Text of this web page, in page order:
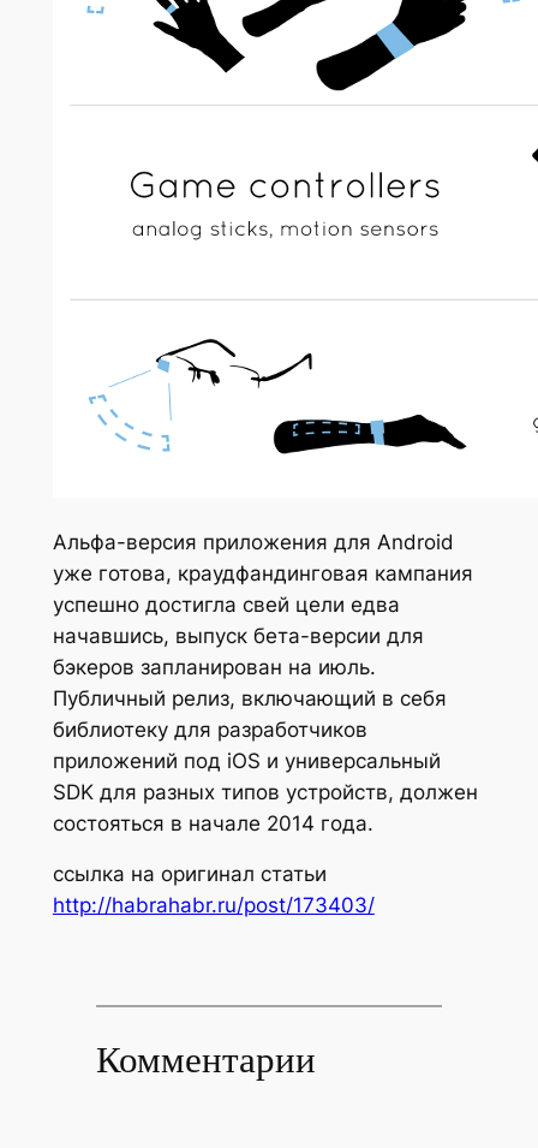
Альфа-версия приложения для Android
уже готова, краудфандинговая кампания
успешно достигла свей цели едва
начавшись, выпуск бета-версии для
бэкеров запланирован на июль.
Публичный релиз, включающий в себя
библиотеку для разработчиков
приложений под iOS и универсальный
SDK для разных типов устройств, должен
состояться в начале 2014 года.
ссылка на оригинал статьи
http://habrahabr.ru/post/173403/
Комментарии